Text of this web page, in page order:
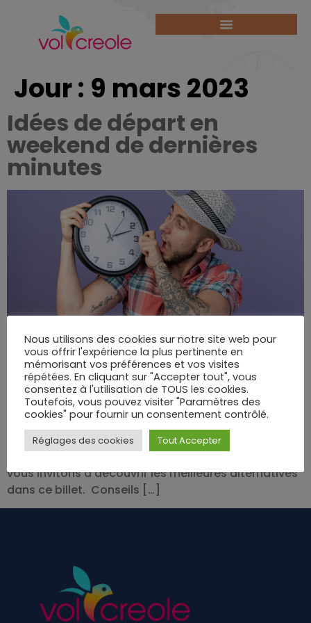
Jour : 9 mars 2023
Idées de départ en
weekend de dernières
minutes
Après une dure semaine de labeur, il est important
de profiter de son weekend, afin de reprendre le
travail dans des conditions physiques et
psychologiques optimales. Si vous réfléchissez à
une destination que vous pourrez rapidement
rejoindre pour passer un weekend de rêve, nous
vous invitons à découvrir les meilleures alternatives
dans ce billet. Conseils […]
Nous utilisons des cookies sur notre site web pour
vous offrir l'expérience la plus pertinente en
mémorisant vos préférences et vos visites
répétées. En cliquant sur "Accepter tout", vous
consentez à l'utilisation de TOUS les cookies.
Toutefois, vous pouvez visiter "Paramètres des
cookies" pour fournir un consentement contrôlé.
Réglages des cookies Tout Accepter